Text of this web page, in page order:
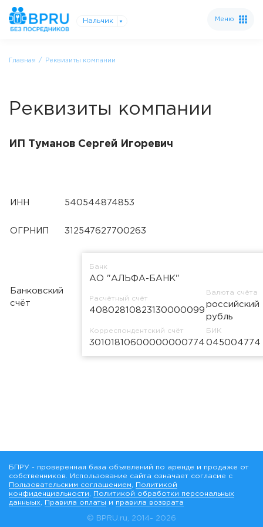
Нальчик Меню
Главная Реквизиты компании
Реквизиты компании
ИП Туманов Сергей Игоревич
ИНН 540544874853
ОГРНИП 312547627700263
Банковский
счёт
Банк
АО "АЛЬФА-БАНК"
Расчётный счёт
40802810823130000099
Валюта счёта
российский
рубль
Корреспондентский счёт
30101810600000000774
БИК
045004774
© BPRU.ru, 2014- 2026
БПРУ - проверенная база объявлений по аренде и продаже от
собственников. Использование сайта означает согласие с
Пользовательским соглашением
Политикой
конфиденциальности
Политикой обработки персональных
данныых
Правила оплаты и правила возврата